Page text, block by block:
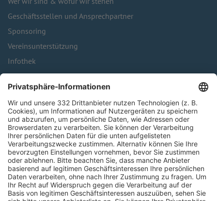
Geschäftsstellen und Ansprechpartner
Sponsoring
Vereinsunterstützung
Infothek
Kontakt
HÄUFIG BESUCHTE SEITEN
Pässe und Vereinswechsel
Trainerausbildung
Schulungsangebot Vereinsmitarbeiter
BFV-Geschäftsstellen
Trainerbörse
Login SpielPlus